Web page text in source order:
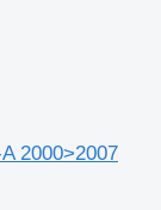
2000>2007